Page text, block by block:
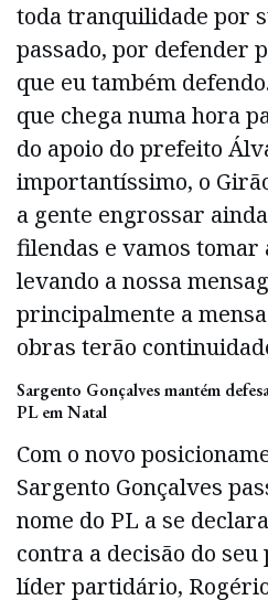
toda tranquilidade por
passado, por defender
que eu também
que chega numa hora
do apoio do prefeito
importantíssimo, o
a gente engrossar
filendas e vamos tomar
levando a nossa
principalmente a
obras terão
Sargento Gonçalves mantém
PL em Natal
Com o novo
Sargento Gonçalves
nome do PL a se
contra a decisão do
líder partidário,